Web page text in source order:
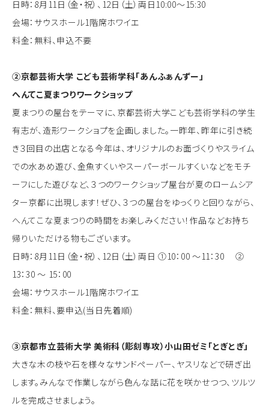
日時：8月11日（金・祝）、12日（土）両日10:00～15:30
会場：サウスホール1階席ホワイエ
料金：無料、申込不要
②京都芸術大学 こども芸術学科「あんふぁんずー」
へんてこ夏まつりワークショップ
夏まつりの屋台をテーマに、京都芸術大学こども芸術学科の学生
有志が、造形ワークショプを企画しました。一昨年、昨年に引き続
き３回目の出店となる今年は、オリジナルのお面づくりやスライム
での水あめ遊び、金魚すくいやスーパーボールすくいなどをモチ
ーフにした遊びなど、３つのワークショップ屋台が夏のロームシア
ター京都に出現します！ぜひ、３つの屋台をゆっくりと回りながら、
へんてこな夏まつりの時間をお楽しみください！作品などお持ち
帰りいただける物もございます。
日時：8月11日（金・祝）、12日（土）両日 ①10：00 ～11：30 ②
13：30 ～ 15：00
会場：サウスホール1階席ホワイエ
料金：無料、要申込(当日先着順)
③京都市立芸術大学 美術科（彫刻専攻）小山田ゼミ「とぎとぎ」
大きな木の枝や石を様々なサンドペーパー、ヤスリなどで研ぎ出
します。みんなで作業しながら色んな話に花を咲かせつつ、ツルツ
ルを完成させましょう。